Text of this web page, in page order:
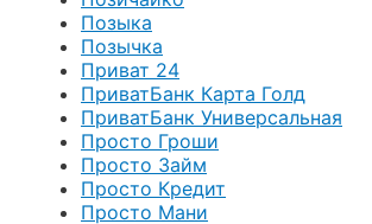
Позыка
Позычка
Приват 24
ПриватБанк Карта Голд
ПриватБанк Универсальная
Просто Гроши
Просто Займ
Просто Кредит
Просто Мани